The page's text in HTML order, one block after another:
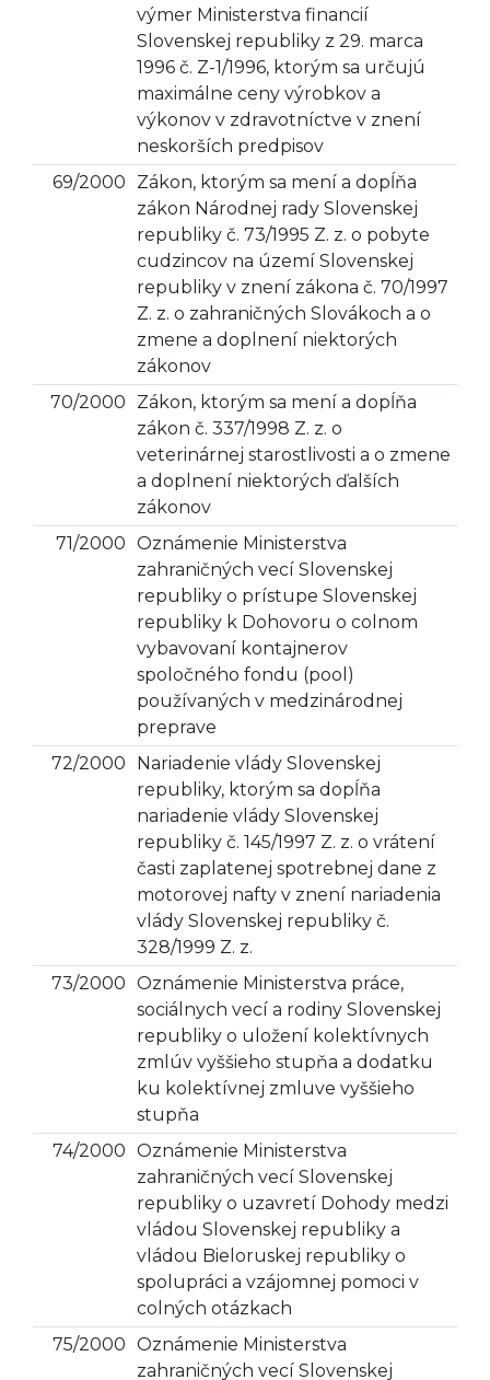
výmer Ministerstva financií
Slovenskej republiky z 29. marca
1996 č. Z-1/1996, ktorým sa určujú
maximálne ceny výrobkov a
výkonov v zdravotníctve v znení
neskorších predpisov
69/2000
Zákon, ktorým sa mení a dopĺňa
zákon Národnej rady Slovenskej
republiky č. 73/1995 Z. z. o pobyte
cudzincov na území Slovenskej
republiky v znení zákona č. 70/1997
Z. z. o zahraničných Slovákoch a o
zmene a doplnení niektorých
zákonov
70/2000
Zákon, ktorým sa mení a dopĺňa
zákon č. 337/1998 Z. z. o
veterinárnej starostlivosti a o zmene
a doplnení niektorých ďalších
zákonov
71/2000 Oznámenie Ministerstva
zahraničných vecí Slovenskej
republiky o prístupe Slovenskej
republiky k Dohovoru o colnom
vybavovaní kontajnerov
spoločného fondu (pool)
používaných v medzinárodnej
preprave
72/2000
Nariadenie vlády Slovenskej
republiky, ktorým sa dopĺňa
nariadenie vlády Slovenskej
republiky č. 145/1997 Z. z. o vrátení
časti zaplatenej spotrebnej dane z
motorovej nafty v znení nariadenia
vlády Slovenskej republiky č.
328/1999 Z. z.
73/2000 Oznámenie Ministerstva práce,
sociálnych vecí a rodiny Slovenskej
republiky o uložení kolektívnych
zmlúv vyššieho stupňa a dodatku
ku kolektívnej zmluve vyššieho
stupňa
74/2000 Oznámenie Ministerstva
zahraničných vecí Slovenskej
republiky o uzavretí Dohody medzi
vládou Slovenskej republiky a
vládou Bieloruskej republiky o
spolupráci a vzájomnej pomoci v
colných otázkach
75/2000 Oznámenie Ministerstva
zahraničných vecí Slovenskej